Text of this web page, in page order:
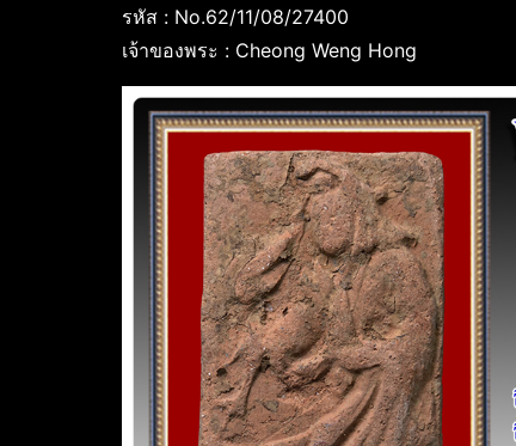
รหัส : No.62/11/08/27400
เจ้าของพระ : Cheong Weng Hong